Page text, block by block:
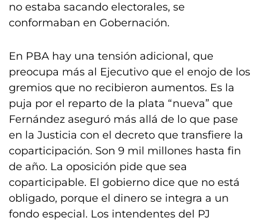
no estaba sacando electorales, se
conformaban en Gobernación.
En PBA hay una tensión adicional, que
preocupa más al Ejecutivo que el enojo de los
gremios que no recibieron aumentos. Es la
puja por el reparto de la plata “nueva” que
Fernández aseguró más allá de lo que pase
en la Justicia con el decreto que transfiere la
coparticipación. Son 9 mil millones hasta fin
de año. La oposición pide que sea
coparticipable. El gobierno dice que no está
obligado, porque el dinero se integra a un
fondo especial. Los intendentes del PJ